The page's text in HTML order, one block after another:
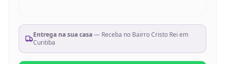
Entrega na sua casa— Receba no Bairro Cristo Rei em
Curitiba